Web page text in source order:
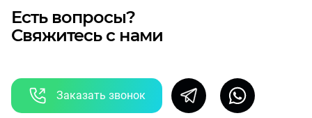
Есть вопросы?
Свяжитесь с нами
Заказать звонок